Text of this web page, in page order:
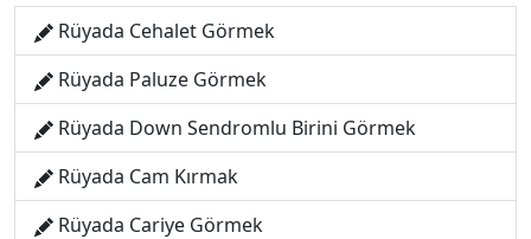
Rüyada Cehalet Görmek
Rüyada Paluze Görmek
Rüyada Down Sendromlu Birini Görmek
Rüyada Cam Kırmak
Rüyada Cariye Görmek